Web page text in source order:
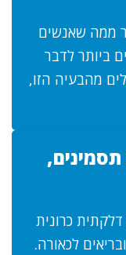
ממה שאנשים
ביותר לדבר
מהבעיה הזו,
כרונית
לכאורה.